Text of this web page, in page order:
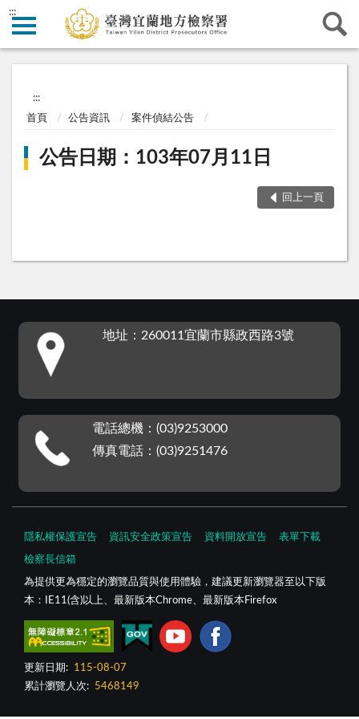
:::
:::
首頁 公告資訊 案件偵結公告
公告日期：103年07月11日
回上一頁
地址：260011宜蘭市縣政西路3號
電話總機：(03)9253000
傳真電話：(03)9251476
隱私權保護宣告 資訊安全政策宣告 資料開放宣告 表單下載
檢察長信箱
為提供更為穩定的瀏覽品質與使用體驗，建議更新瀏覽器至以下版
本：IE11(含)以上、最新版本Chrome、最新版本Firefox
更新日期:
115-08-07
累計瀏覽人次:
5468149